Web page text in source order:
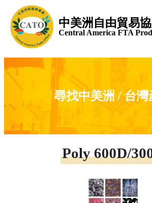
中美洲自由貿易
Central America FTA
尋找中美洲 / 台灣
Poly 600D/